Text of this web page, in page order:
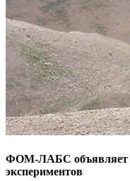
ФОМ-ЛАБС объявляет
экспериментов